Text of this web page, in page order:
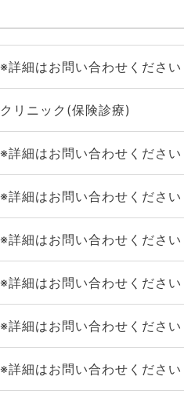
※詳細はお問い合わせください
クリニック(保険診療)
※詳細はお問い合わせください
※詳細はお問い合わせください
※詳細はお問い合わせください
※詳細はお問い合わせください
※詳細はお問い合わせください
※詳細はお問い合わせください